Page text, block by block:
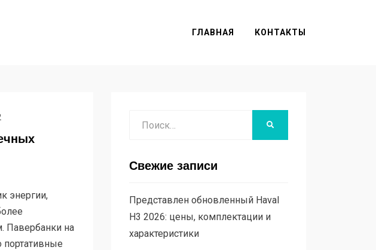
ГЛАВНАЯ КОНТАКТЫ
энергии,
Павербанки на
портативные
Свежие записи
Представлен обновленный Haval
H3 2026: цены, комплектации и
характеристики